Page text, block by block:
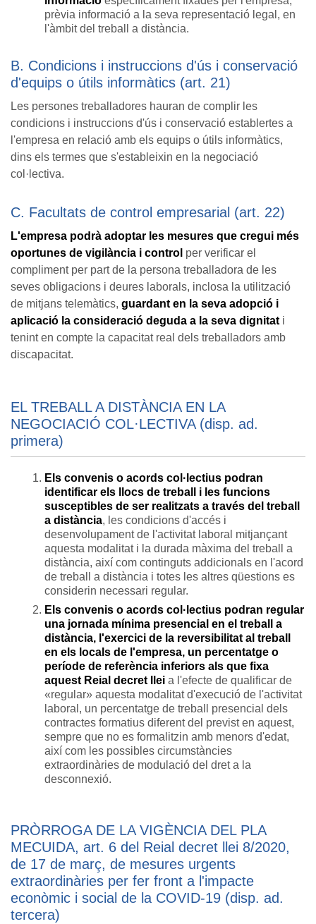
prèvia informació a la seva representació legal, en
l'àmbit del treball a distància.
B. Condicions i instruccions d'ús i conservació
d'equips o útils informàtics (art. 21)
Les persones treballadores hauran de complir les
condicions i instruccions d'ús i conservació establertes a
l'empresa en relació amb els equips o útils informàtics,
dins els termes que s'estableixin en la negociació
col·lectiva.
C. Facultats de control empresarial (art. 22)
L'empresa podrà adoptar les mesures que cregui més
oportunes de vigilància i control per verificar el
compliment per part de la persona treballadora de les
seves obligacions i deures laborals, inclosa la utilització
de mitjans telemàtics, guardant en la seva adopció i
aplicació la consideració deguda a la seva dignitat i
tenint en compte la capacitat real dels treballadors amb
discapacitat.
EL TREBALL A DISTÀNCIA EN LA
NEGOCIACIÓ COL·LECTIVA (disp. ad.
primera)
Els convenis o acords col·lectius podran
identificar els llocs de treball i les funcions
susceptibles de ser realitzats a través del treball
a distància, les condicions d'accés i
desenvolupament de l'activitat laboral mitjançant
aquesta modalitat i la durada màxima del treball a
distància, així com continguts addicionals en l'acord
de treball a distància i totes les altres qüestions es
considerin necessari regular.
Els convenis o acords col·lectius podran regular
una jornada mínima presencial en el treball a
distància, l'exercici de la reversibilitat al treball
en els locals de l'empresa, un percentatge o
període de referència inferiors als que fixa
aquest Reial decret llei a l'efecte de qualificar de
«regular» aquesta modalitat d'execució de l'activitat
laboral, un percentatge de treball presencial dels
contractes formatius diferent del previst en aquest,
sempre que no es formalitzin amb menors d'edat,
així com les possibles circumstàncies
extraordinàries de modulació del dret a la
desconnexió.
PRÒRROGA DE LA VIGÈNCIA DEL PLA
MECUIDA, art. 6 del Reial decret llei 8/2020,
de 17 de març, de mesures urgents
extraordinàries per fer front a l'impacte
econòmic i social de la COVID-19 (disp. ad.
tercera)